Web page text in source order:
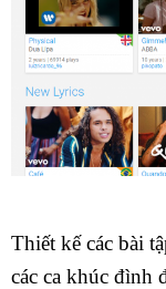
Thiết kế các bài
các ca khúc đình